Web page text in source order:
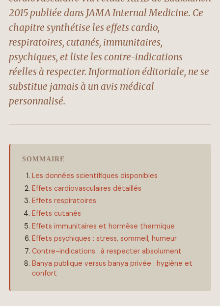
2015 publiée dans JAMA Internal Medicine. Ce
chapitre synthétise les effets cardio,
respiratoires, cutanés, immunitaires,
psychiques, et liste les contre-indications
réelles à respecter. Information éditoriale, ne se
substitue jamais à un avis médical
personnalisé.
SOMMAIRE
Les données scientifiques disponibles
Effets cardiovasculaires détaillés
Effets respiratoires
Effets cutanés
Effets immunitaires et hormèse thermique
Effets psychiques : stress, sommeil, humeur
Contre-indications : à respecter absolument
Banya publique versus banya privée : hygiène et
confort